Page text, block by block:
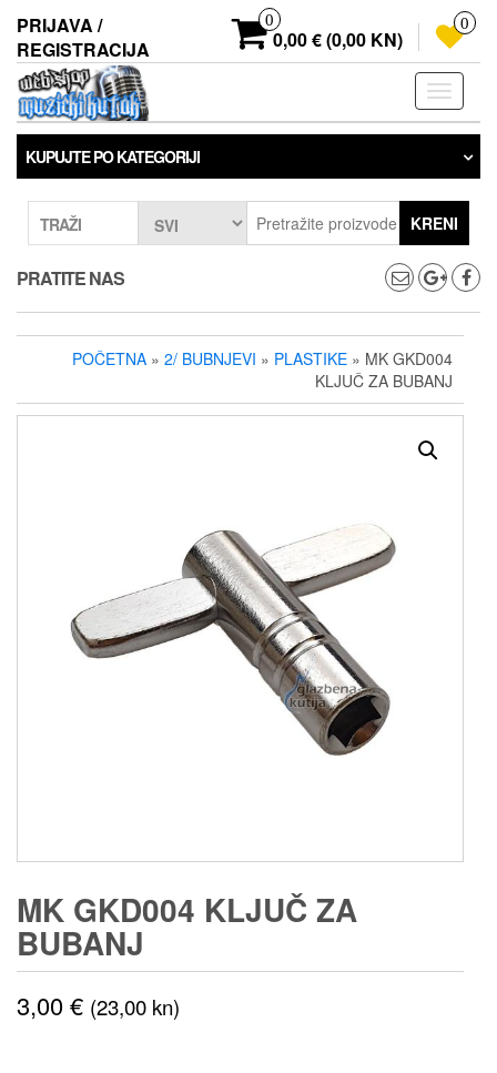
sadržaj
PRIJAVA /
REGISTRACIJA
0
0,00 € (0,00 KN)
0
KUPUJTE PO KATEGORIJI
TRAŽI KRENI
PRATITE NAS
POČETNA » 2/ BUBNJEVI » PLASTIKE » MK GKD004
KLJUČ ZA BUBANJ
MK GKD004 KLJUČ ZA
BUBANJ
3,00€ (23,00 kn)